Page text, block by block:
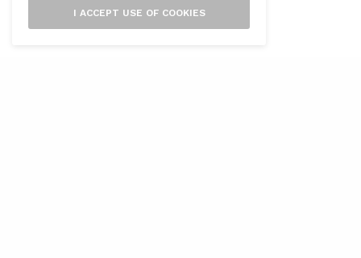
I ACCEPT USE OF COOKIES